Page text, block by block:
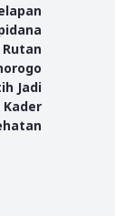
Rutan
Jadi
Kader